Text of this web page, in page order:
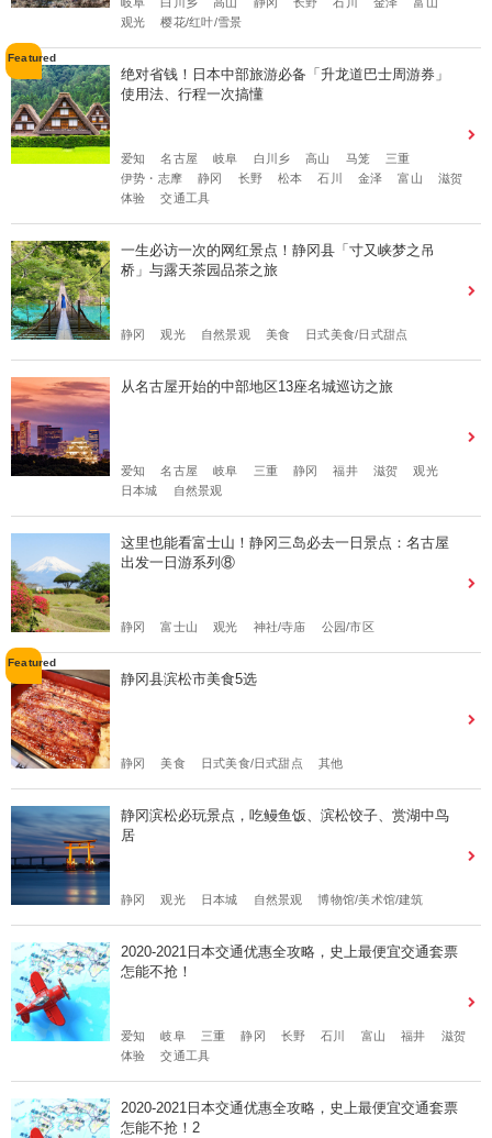
观光
樱花/红叶/雪景
绝对省钱！日本中部旅游必备「升龙道巴士周游券」
使用法、行程一次搞懂
爱知 名古屋 岐阜 白川乡 高山 马笼
三重
伊势・志摩
静冈 长野 松本 石川 金泽 富山
滋贺
体验
交通工具
一生必访一次的网红景点！静冈县「寸又峡梦之吊
桥」与露天茶园品茶之旅
静冈 观光 自然景观 美食 日式美食/日式甜点
从名古屋开始的中部地区13座名城巡访之旅
爱知 名古屋 岐阜 三重 静冈 福井 滋贺
观光
日本城
自然景观
这里也能看富士山！静冈三岛必去一日景点：名古屋
出发一日游系列⑧
静冈 富士山 观光 神社/寺庙 公园/市区
静冈县滨松市美食5选
静冈 美食 日式美食/日式甜点 其他
静冈滨松必玩景点，吃鳗鱼饭、滨松饺子、赏湖中鸟
居
静冈 观光 日本城 自然景观 博物馆/美术馆/建筑
2020-2021日本交通优惠全攻略，史上最便宜交通套票
怎能不抢！
爱知 岐阜 三重 静冈 长野 石川 富山 福井
滋贺
体验
交通工具
2020-2021日本交通优惠全攻略，史上最便宜交通套票
怎能不抢！2